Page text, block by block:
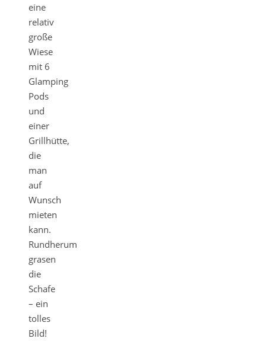
eine
relativ
große
Wiese
mit 6
Glamping
Pods
und
einer
Grillhütte,
die
man
auf
Wunsch
mieten
kann.
Rundherum
grasen
die
Schafe
– ein
tolles
Bild!